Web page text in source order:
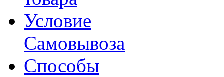
Условие
Самовывоза
Способы